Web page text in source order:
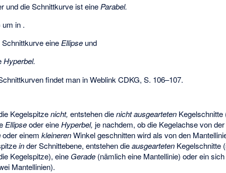
und die Schnittkurve ist eine Parabel.
um in .
Schnittkurve eineEllipse und
Hyperbel.
findet man in Weblink CDKG, S. 106–107.
Kegelspitzenicht, entstehen dienicht ausgeartetenKegelschnitte
Ellipseoder eineHyperbel, je nachdem, ob die Kegelachse von
oder einem kleinerenWinkel geschnitten wird als von den
inder Schnittebene, entstehen dieausgeartetenKegelschnitte
Kegelspitze), eine Gerade(nämlich eine Mantellinie) oder ein sich
Mantellinien).